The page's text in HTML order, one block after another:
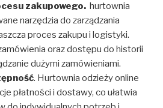
zakupowego. hurtownia
narzędzia do zarządzania
proces zakupu i logistyki.
oraz dostępu do historii
dużymi zamówieniami.
. Hurtownia odzieży online
płatności i dostawy, co ułatwia